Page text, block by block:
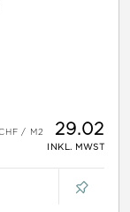
29.02
INKL. MWST